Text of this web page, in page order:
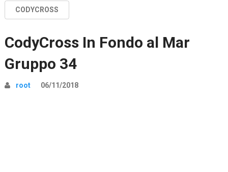
CODYCROSS
CodyCross In Fondo al Mar
Gruppo 34
root 06/11/2018